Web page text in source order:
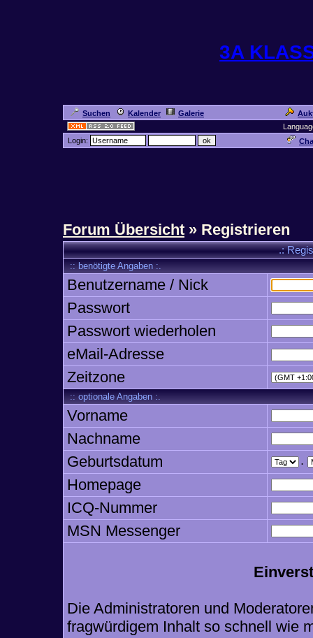
3A
Suchen Kalender Galerie
Login:
Forum Übersicht » Registrieren
.:
:: benötigte Angaben :.
Benutzername / Nick
Passwort
Passwort wiederholen
eMail-Adresse
Zeitzone
:: optionale Angaben :.
Vorname
Nachname
Geburtsdatum
.
Homepage
ICQ-Nummer
MSN Messenger
Die Administratoren und
fragwürdigem Inhalt so schnell wie